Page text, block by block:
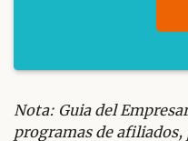
Nota: Guia del
programas de